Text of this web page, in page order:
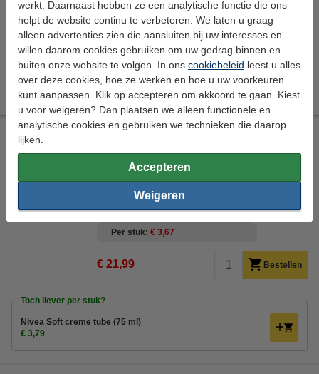
werkt. Daarnaast hebben ze een analytische functie die ons
helpt de website continu te verbeteren. We laten u graag
alleen advertenties zien die aansluiten bij uw interesses en
willen daarom cookies gebruiken om uw gedrag binnen en
buiten onze website te volgen. In ons cookiebeleid leest u alles
over deze cookies, hoe ze werken en hoe u uw voorkeuren
kunt aanpassen. Klik op accepteren om akkoord te gaan. Kiest
u voor weigeren? Dan plaatsen we alleen functionele en
analytische cookies en gebruiken we technieken die daarop
lijken.
Accepteren
Weigeren
€ 17,99 Bestellen
Toch liever per stuk?
Nivea creme tube (100 ml)
€ 3,49
Aanbieding: Nivea Soft creme tube (6 stuks - 75 ml)
Nivea Gezichtsverzorging 75 ml 6 stuks
Bekijk de specificaties en beschrijving
Direct leverbaar
Morgen in huis
Per stuk € 3,67
€ 21,99 Bestellen
Toch liever per stuk?
Nivea Soft creme tube (75 ml)
€ 3,79